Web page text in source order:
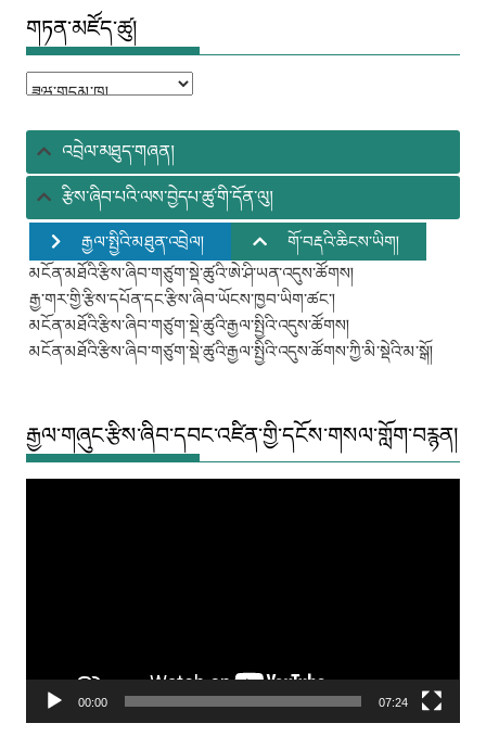
གཏན་མཛོད་ཚུ།
གཏན་
ཚུ།
འབྲེལ་མཐུད་གཞན།
རྩིས་ཞིབ་པའི་ལས་བྱེདཔ་ཚུ་གི་དོན་ལུ།
རྒྱལ་སྤྱིའི་མཐུན་འབྲེལ།
གོ་བརྡའི་ཆིངས་ཡིག།
མངོན་མཐོའི་རྩིས་ཞིབ་གཙུག་སྡེ་ཚུའི་ཨེ་ཤི་ཡན་འདུས་ཚོགས།
རྒྱ་གར་གྱི་རྩིས་དཔོན་དང་རྩིས་ཞིབ་ཡོངས་ཁྱབ་ཡིག་ཚང་།
མངོན་མཐོའི་རྩིས་ཞིབ་གཙུག་སྡེ་ཚུའི་རྒྱལ་སྤྱིའི་འདུས་ཚོགས།
མངོན་མཐོའི་རྩིས་ཞིབ་གཙུག་སྡེ་ཚུའི་རྒྱལ་སྤྱིའི་འདུས་ཚོགས་ཀྱི་མི་སྡེའི་མ་སྒོ།
རྒྱལ་གཞུང་རྩིས་ཞིབ་དབང་འཛིན་གྱི་དངོས་གསལ་གློག་བརྙན།
00:00 07:24